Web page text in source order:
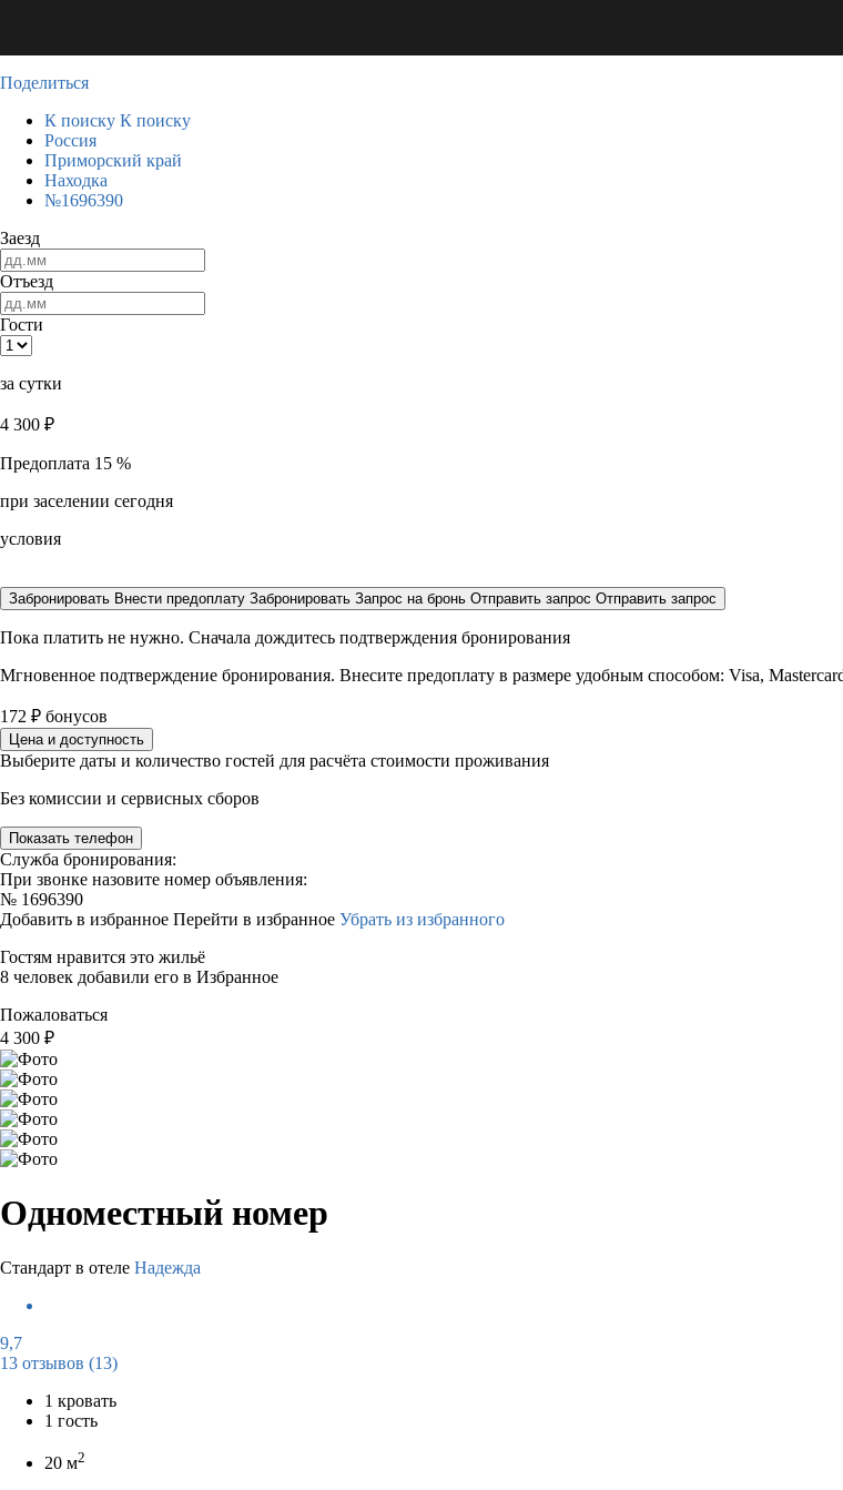
Поделиться
К поиску К поиску
Россия
Приморский край
Находка
№1696390
Заезд
Отъезд
Гости
за сутки
4 300 ₽
Предоплата 15 %
при заселении сегодня
условия
Забронировать Внести предоплату Забронировать Запрос на бронь Отправить запрос Отправить запрос
Пока платить не нужно. Сначала дождитесь подтверждения бронирования
Мгновенное подтверждение бронирования. Внесите предоплату в размере удобным способом: Visa,
172 ₽ бонусов
Цена и доступность
Выберите даты и количество гостей для расчёта стоимости проживания
Без комиссии и сервисных сборов
Показать телефон
Служба бронирования:
При звонке назовите номер объявления:
№ 1696390
Добавить в избранное Перейти в избранное Убрать из избранного
Гостям нравится это жильё
8 человек добавили его в Избранное
Пожаловаться
4 300 ₽
Одноместный номер
Стандарт в отеле Надежда
9,7
13 отзывов (13)
1 кровать
1 гость
20 м2